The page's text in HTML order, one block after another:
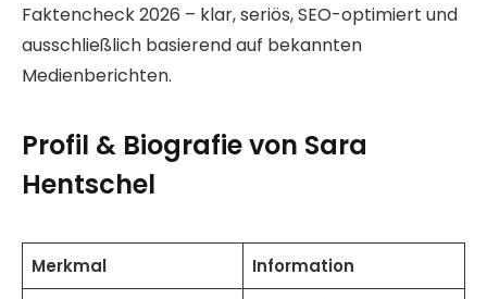
Faktencheck 2026 – klar, seriös, SEO-optimiert und
ausschließlich basierend auf bekannten
Medienberichten.
Profil & Biografie von Sara
Hentschel
Merkmal
Information